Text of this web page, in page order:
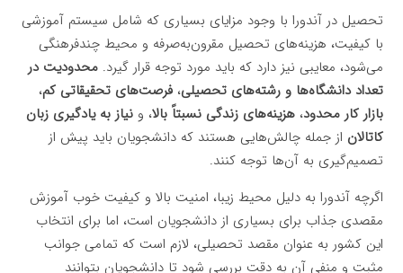
تحصیل در آندورا با وجود مزایای بسیاری که شامل سیستم آموزشی
با کیفیت، هزینه‌های تحصیل مقرون‌به‌صرفه و محیط چندفرهنگی
می‌شود، معایبی نیز دارد که باید مورد توجه قرار گیرد.محدودیت در
تعداد دانشگاه‌ها و رشته‌های تحصیلی،فرصت‌های تحقیقاتی کم،
بازار کار محدود،هزینه‌های زندگی نسبتاً بالا، ونیاز به یادگیری زبان
کاتالان از جمله چالش‌هایی هستند که دانشجویان باید پیش از
تصمیم‌گیری به آن‌ها توجه کنند.
اگرچه آندورا به دلیل محیط زیبا، امنیت بالا و کیفیت خوب آموزش
مقصدی جذاب برای بسیاری از دانشجویان است، اما برای انتخاب
این کشور به عنوان مقصد تحصیلی، لازم است که تمامی جوانب
مثبت و منفی آن به دقت بررسی شود تا دانشجویان بتوانند